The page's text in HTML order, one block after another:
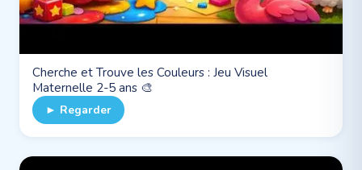
Cherche et Trouve les Couleurs : Jeu Visuel
Maternelle 2-5 ans 🎨
► Regarder